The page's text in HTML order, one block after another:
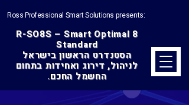
Ross Professional Smart Solutions presents:
R-SO8S – Smart Optimal 8
Standard
הסטנדרט הראשון בישראל
לניהול, דירוג ואחידות בתחום
החשמל החכם.